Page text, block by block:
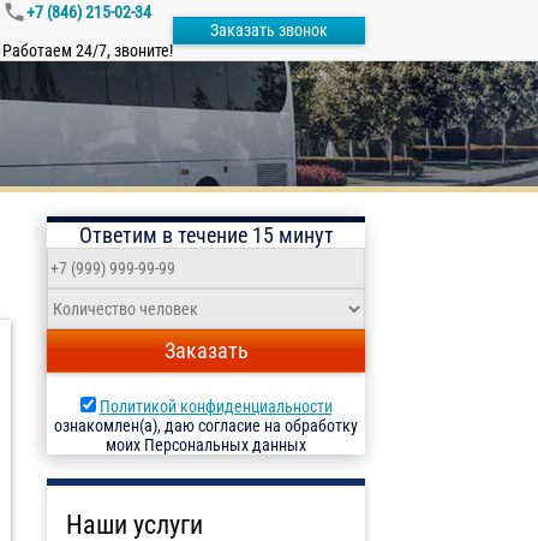
+7 (846) 215-02-34
Работаем 24/7, звоните!
Заказать звонок
Ответим в течение 15 минут
Заказать
Политикой конфиденциальности
ознакомлен(а), даю согласие на обработку
моих Персональных данных
Наши услуги